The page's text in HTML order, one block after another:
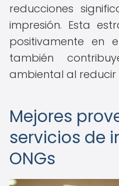
reducciones
impresión. Esta
positivamente en
también
ambiental al reducir
Mejores
servicios de
ONGs